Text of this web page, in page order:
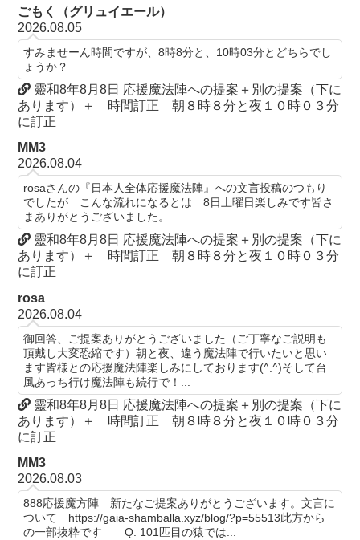
ごもく（グリュイエール）
2026.08.05
すみませーん時間ですが、8時8分と、10時03分とどちらでし
ょうか？
靈和8年8月8日 応援魔法陣への提案＋別の提案（下に
あります）＋ 時間訂正 朝８時８分と夜１０時０３分
に訂正
MM3
2026.08.04
rosaさんの『日本人全体応援魔法陣』への文言投稿のつもり
でしたが こんな流れになるとは 8日土曜日楽しみです皆さ
まありがとうございました。
靈和8年8月8日 応援魔法陣への提案＋別の提案（下に
あります）＋ 時間訂正 朝８時８分と夜１０時０３分
に訂正
rosa
2026.08.04
御回答、ご提案ありがとうございました（ご丁寧なご説明も
頂戴し大変恐縮です）朝と夜、違う魔法陣で行いたいと思い
ます皆様との応援魔法陣楽しみにしております(^.^)そして台
風あっち行け魔法陣も続行で！...
靈和8年8月8日 応援魔法陣への提案＋別の提案（下に
あります）＋ 時間訂正 朝８時８分と夜１０時０３分
に訂正
MM3
2026.08.03
888応援魔方陣 新たなご提案ありがとうございます。文言に
ついて https://gaia-shamballa.xyz/blog/?p=55513此方から
の一部抜粋です Q. 101匹目の猿では...